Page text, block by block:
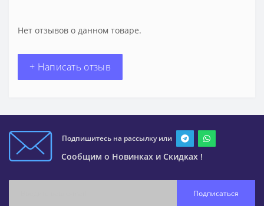
Нет отзывов о данном товаре.
+ Написать отзыв
Подпишитесь на рассылку или
Сообщим о Новинках и Скидках !
Подписаться